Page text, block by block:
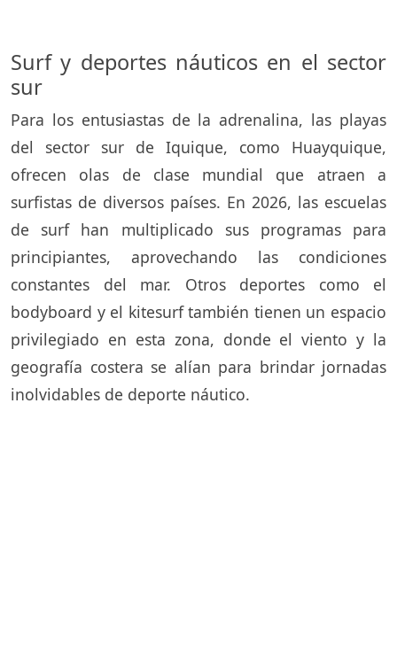
Surf y deportes náuticos en el sector
sur
Para los entusiastas de la adrenalina, las playas
del sector sur de Iquique, como Huayquique,
ofrecen olas de clase mundial que atraen a
surfistas de diversos países. En 2026, las escuelas
de surf han multiplicado sus programas para
principiantes, aprovechando las condiciones
constantes del mar. Otros deportes como el
bodyboard y el kitesurf también tienen un espacio
privilegiado en esta zona, donde el viento y la
geografía costera se alían para brindar jornadas
inolvidables de deporte náutico.